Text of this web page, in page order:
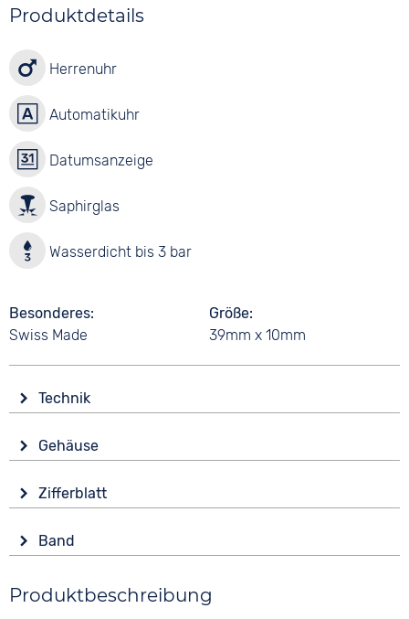
Produktdetails
Herrenuhr
Automatikuhr
Datumsanzeige
Saphirglas
Wasserdicht bis 3 bar
Besonderes
Swiss Made
Größe
39mm x 10mm
Technik
Automatik
Funktionen
Datumsanzeige
Wasserdicht
3 bar
Gehäuse
Saphirglas
Form
Rund
Material
Zifferblatt
Analog
Silber
Band
Schwarz
Produktbeschreibung